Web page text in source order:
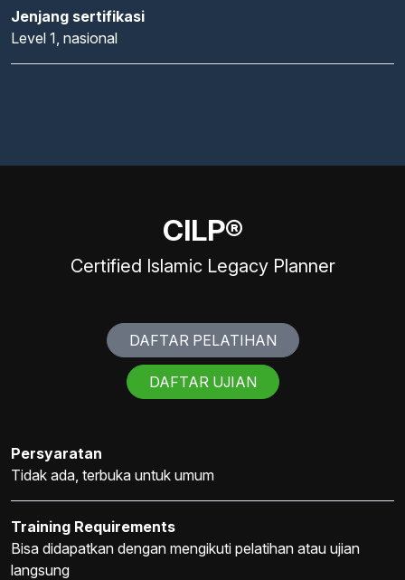
Jenjang sertifikasi
Level 1, nasional
CILP®
Certified Islamic Legacy Planner
DAFTAR PELATIHAN
DAFTAR UJIAN
Persyaratan
Tidak ada, terbuka untuk umum
Training Requirements
Bisa didapatkan dengan mengikuti pelatihan atau ujian
langsung